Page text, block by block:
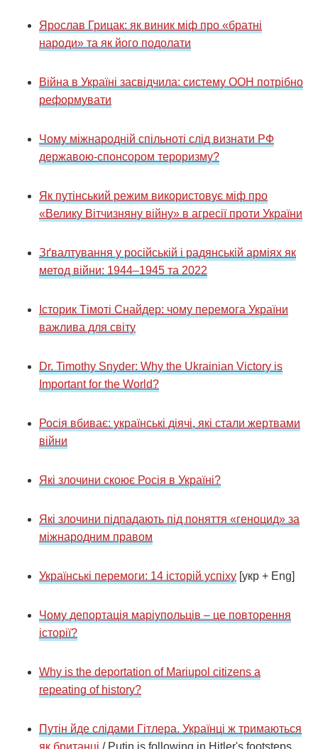
Ярослав Грицак: як виник міф про «братні
народи» та як його подолати
Війна в Україні засвідчила: систему ООН потрібно
реформувати
Чому міжнародній спільноті слід визнати РФ
державою-спонсором тероризму?
Як путінський режим використовує міф про
«Велику Вітчизняну війну» в агресії проти України
Зґвалтування у російській і радянській арміях як
метод війни: 1944–1945 та 2022
Історик Тімоті Снайдер: чому перемога України
важлива для світу
Dr. Timothy Snyder: Why the Ukrainian Victory is
Important for the World?
Росія вбиває: українські діячі, які стали жертвами
війни
Які злочини скоює Росія в Україні?
Які злочини підпадають під поняття «геноцид» за
міжнародним правом
Українські перемоги: 14 історій успіху [укр + Eng]
Чому депортація маріупольців – це повторення
історії?
Why is the deportation of Mariupol citizens a
repeating of history?
Путін йде слідами Гітлера. Українці ж тримаються